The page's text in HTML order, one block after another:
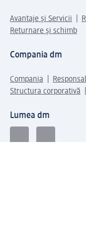
Avantaje și Servicii
Returnare și schimb
Compania dm
Compania
Structura corporativă
Lumea dm